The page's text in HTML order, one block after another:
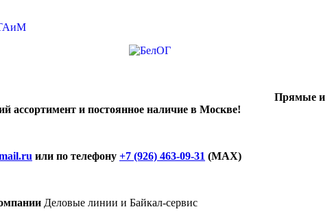
Прямые и
ассортимент и постоянное наличие в Москве!
или по телефону +7 (926) 463-09-31 (MAX)
Деловые линии и Байкал-сервис